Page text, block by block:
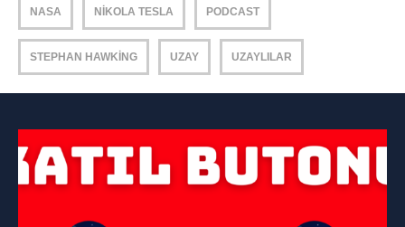
NASA NIKOLA TESLA PODCAST
STEPHAN HAWKING UZAY UZAYLILAR